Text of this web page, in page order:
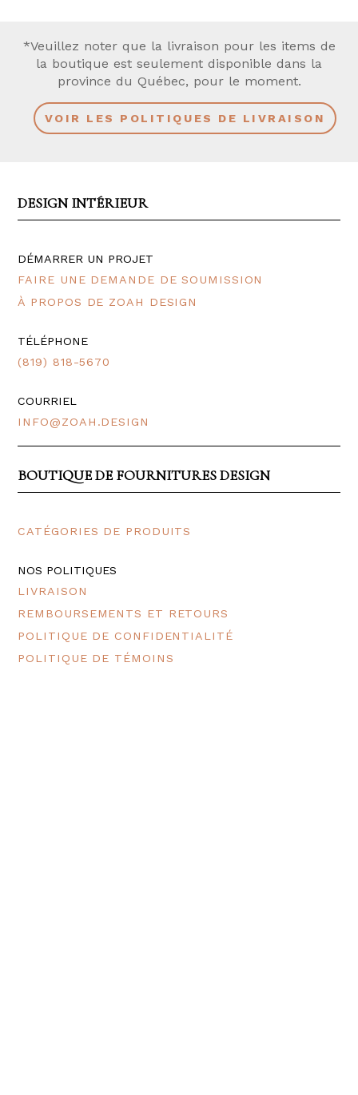
*Veuillez noter que la livraison pour les items de
la boutique est seulement disponible dans la
province du Québec, pour le moment.
VOIR LES POLITIQUES DE LIVRAISON
DESIGN INTÉRIEUR
DÉMARRER UN PROJET
FAIRE UNE DEMANDE DE SOUMISSION
À PROPOS DE ZOAH DESIGN
TÉLÉPHONE
(819) 818-5670
COURRIEL
INFO@ZOAH.DESIGN
BOUTIQUE DE FOURNITURES DESIGN
CATÉGORIES DE PRODUITS
NOS POLITIQUES
LIVRAISON
REMBOURSEMENTS ET RETOURS
POLITIQUE DE CONFIDENTIALITÉ
POLITIQUE DE TÉMOINS